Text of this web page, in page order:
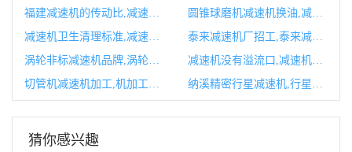
圆锥球磨机减速机换油,减速机换油流程
泰来减速机厂招工,泰来减速机厂招工信息
减速机没有溢流口,减速机没有溢流口怎么回事
猜你感兴趣